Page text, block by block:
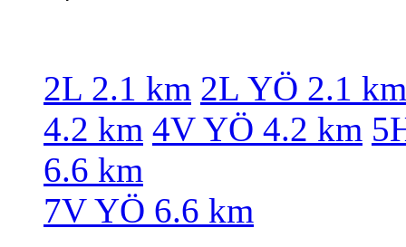
2L 2.1 km 2L YÖ 2.1 km
4.2 km 4V YÖ 4.2 km
6.6 km
7V YÖ 6.6 km